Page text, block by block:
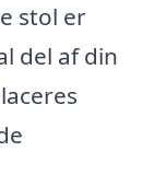
stol er
del af din